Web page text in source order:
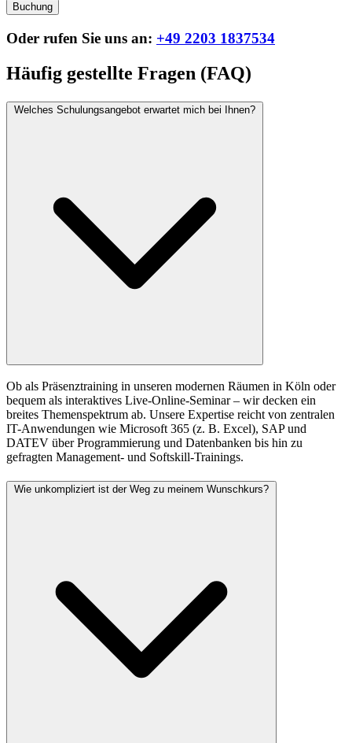
Buchung
Oder rufen Sie uns an: +49 2203 1837534
Häufig gestellte Fragen (FAQ)
Welches Schulungsangebot erwartet mich bei Ihnen?
Ob als Präsenztraining in unseren modernen Räumen in Köln oder
bequem als interaktives Live-Online-Seminar – wir decken ein
breites Themenspektrum ab. Unsere Expertise reicht von zentralen
IT-Anwendungen wie Microsoft 365 (z. B. Excel), SAP und
DATEV über Programmierung und Datenbanken bis hin zu
gefragten Management- und Softskill-Trainings.
Wie unkompliziert ist der Weg zu meinem Wunschkurs?